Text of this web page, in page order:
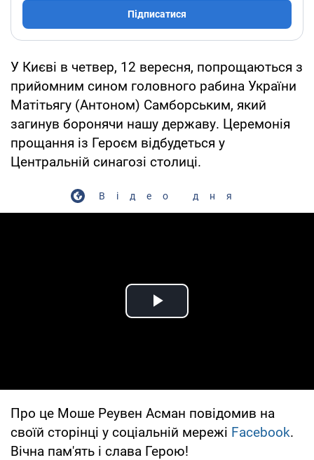
Підписатися
У Києві в четвер, 12 вересня, попрощаються з
прийомним сином головного рабина України
Матітьягу (Антоном) Самборським, який
загинув боронячи нашу державу. Церемонія
прощання із Героєм відбудеться у
Центральній синагозі столиці.
Відео дня
Play Video
Про це Моше Реувен Асман повідомив на
своїй сторінці у соціальній мережі Facebook.
Вічна пам'ять і слава Герою!